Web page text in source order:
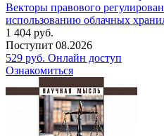
Векторы правового
использованию облачных
1 404 руб.
Поступит 08.2026
529 руб. Онлайн доступ
Ознакомиться